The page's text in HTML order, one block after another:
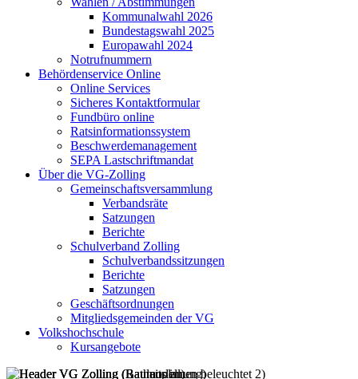
Kommunalwahl 2026
Bundestagswahl 2025
Europawahl 2024
Notrufnummern
Behördenservice Online
Online Services
Sicheres Kontaktformular
Fundbüro online
Ratsinformationssystem
Beschwerdemanagement
SEPA Lastschriftmandat
Über die VG-Zolling
Gemeinschaftsversammlung
Verbandsräte
Satzungen
Berichte
Schulverband Zolling
Schulverbandssitzungen
Berichte
Satzungen
Geschäftsordnungen
Mitgliedsgemeinden der VG
Volkshochschule
Kursangebote